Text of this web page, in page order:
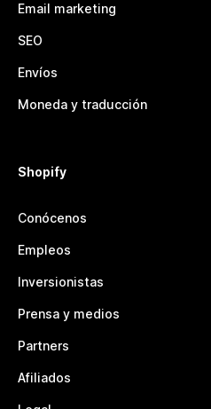
Email marketing
SEO
Envíos
Moneda y traducción
Shopify
Conócenos
Empleos
Inversionistas
Prensa y medios
Partners
Afiliados